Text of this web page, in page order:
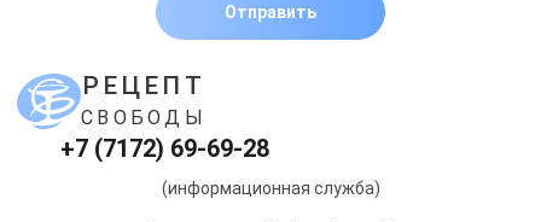
РЕЦЕПТ
СВОБОДЫ
+7 (7172) 69-69-28
(информационная служба)
Отправить